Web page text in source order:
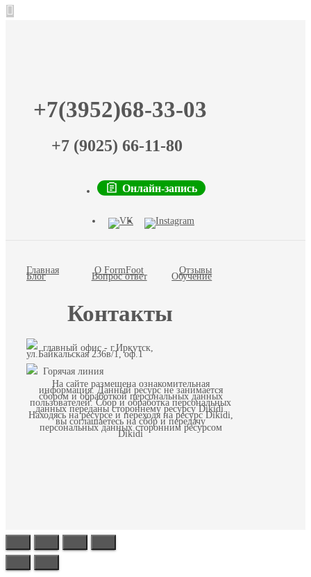
+7(3952)68-33-03
+7 (9025) 66-11-80
Онлайн-запись
Главная О FormFoot Отзывы
Блог Вопрос ответ Обучение
Контакты
главный офис - г.Иркутск,
ул.Байкальская 236в/1, оф.1
Горячая линия
На сайте размещена ознакомительная
информация. Данный ресурс не занимается
сбором и обработкой персональных данных
пользователей. Сбор и обработка персональных
данных переданы стороннему ресурсу Dikidi.
Находясь на ресурсе и переходя на ресурс Dikidi,
вы соглашаетесь на сбор и передачу
персональных данных сторонним ресурсом
Dikidi